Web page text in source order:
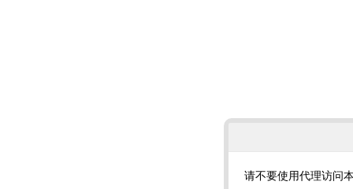
请不要使用代理访问